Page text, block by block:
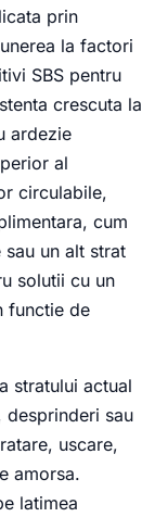
prin
la factori
SBS pentru
crescuta la
ardezie
al
circulabile,
cum
un alt strat
solutii cu un
functie de
stratului actual
sau
uscare,
amorsa.
latimea